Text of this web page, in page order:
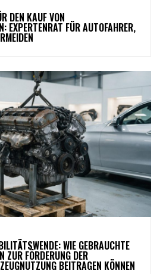
DEN KAUF VON
EXPERTENRAT FÜR AUTOFAHRER,
WIE GEBRAUCHTE
ZUR FÖRDERUNG DER
BEITRAGEN KÖNNEN